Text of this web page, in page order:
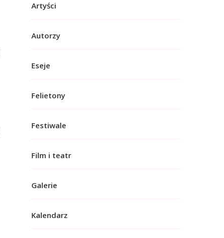
Artyści
Autorzy
Eseje
Felietony
Festiwale
Film i teatr
Galerie
Kalendarz